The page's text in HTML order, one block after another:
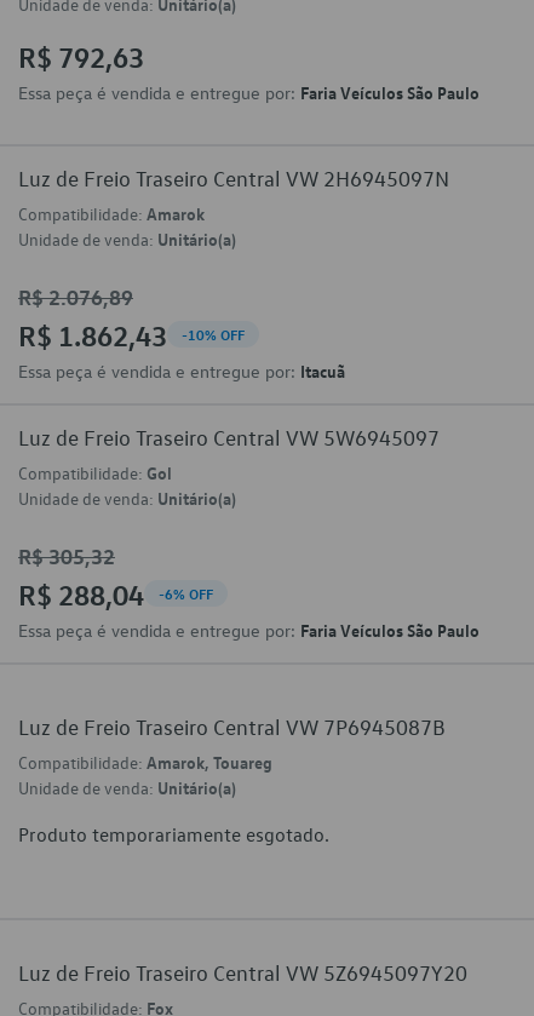
R$ 792,63
Essa peça é vendida e entregue por: Faria Veículos São Paulo
Luz de Freio Traseiro Central VW 2H6945097N
Compatibilidade: Amarok
Unidade de venda: Unitário(a)
R$ 2.076,89
R$ 1.862,43 -10% OFF
Essa peça é vendida e entregue por: Itacuã
Luz de Freio Traseiro Central VW 5W6945097
Compatibilidade: Gol
Unidade de venda: Unitário(a)
R$ 305,32
R$ 288,04 -6% OFF
Essa peça é vendida e entregue por: Faria Veículos São Paulo
Luz de Freio Traseiro Central VW 7P6945087B
Compatibilidade: Amarok, Touareg
Unidade de venda: Unitário(a)
Produto temporariamente esgotado.
Luz de Freio Traseiro Central VW 5Z6945097Y20
Compatibilidade: Fox